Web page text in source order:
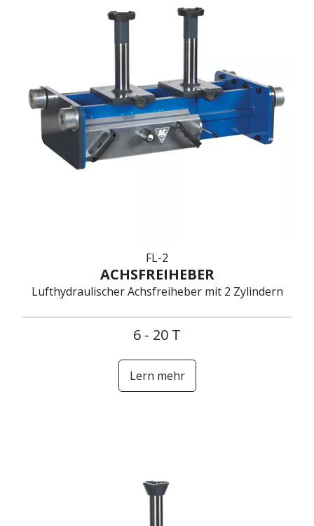
FL-2
ACHSFREIHEBER
Lufthydraulischer Achsfreiheber mit 2 Zylindern
6 - 20 T
Lern mehr